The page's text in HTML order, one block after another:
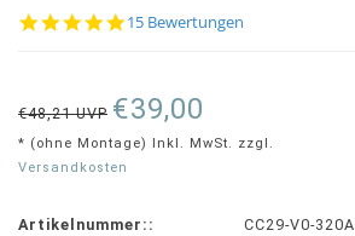
4.9
15 Bewertungen
€48,21 UVP €39,00
* (ohne Montage) Inkl. MwSt. zzgl.
Versandkosten
Artikelnummer::
CC29-V0-320A